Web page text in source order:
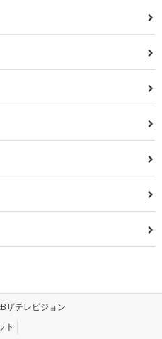
ザテレビジョン
ト